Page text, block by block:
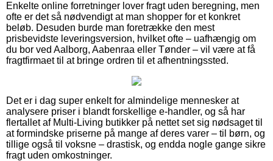
Enkelte online forretninger lover fragt uden beregning, men
ofte er det så nødvendigt at man shopper for et konkret
beløb. Desuden burde man foretrække den mest
prisbevidste leveringsversion, hvilket ofte – uafhængig om
du bor ved Aalborg, Aabenraa eller Tønder – vil være at få
fragtfirmaet til at bringe ordren til et afhentningssted.
Det er i dag super enkelt for almindelige mennesker at
analysere priser i blandt forskellige e-handler, og så har
flertallet af Multi-Living butikker på nettet set sig nødsaget til
at formindske priserne på mange af deres varer – til børn, og
tillige også til voksne – drastisk, og endda nogle gange sikre
fragt uden omkostninger.